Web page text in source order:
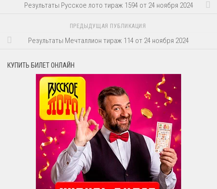
Результаты Русское лото тираж 1594 от 24 ноября 2024
ПРЕДЫДУЩАЯ ПУБЛИКАЦИЯ
Результаты Мечталлион тираж 114 от 24 ноября 2024
КУПИТЬ БИЛЕТ ОНЛАЙН